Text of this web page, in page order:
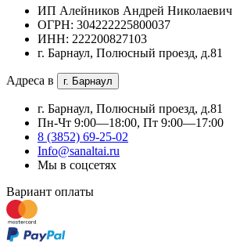
ИП Алейников Андрей Николаевич
ОГРН: 304222225800037
ИНН: 222200827103
г. Барнаул, Полюсный проезд, д.81
Адреса в г. Барнаул
г. Барнаул, Полюсный проезд, д.81
Пн-Чт 9:00—18:00, Пт 9:00—17:00
8 (3852) 69-25-02
Info@sanaltai.ru
Мы в соцсетях
Вариант оплаты